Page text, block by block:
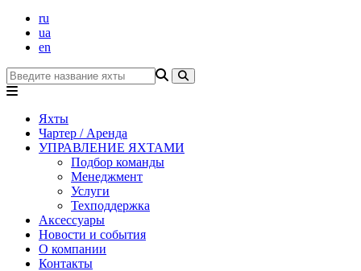
ru
ua
en
Яхты
Чартер / Аренда
УПРАВЛЕНИЕ ЯХТАМИ
Подбор команды
Менеджмент
Услуги
Техподдержка
Аксессуары
Новости и события
О компании
Контакты